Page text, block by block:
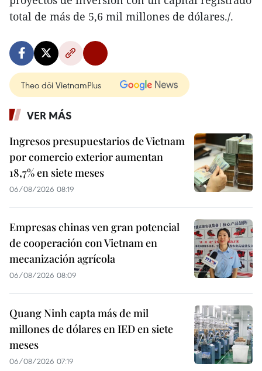
total de más de 5,6 mil millones de dólares./.
Theo dõi VietnamPlus
VER MÁS
Ingresos presupuestarios de Vietnam
por comercio exterior aumentan
18,7% en siete meses
06/08/2026 08:19
Empresas chinas ven gran potencial
de cooperación con Vietnam en
mecanización agrícola
06/08/2026 08:09
Quang Ninh capta más de mil
millones de dólares en IED en siete
meses
06/08/2026 07:19